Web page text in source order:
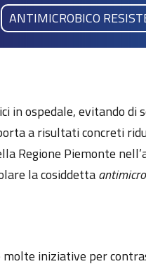
ANTIMICROBICO
in ospedale, evitando
a risultati concreti
Regione Piemonte
la cosiddetta
iniziative per